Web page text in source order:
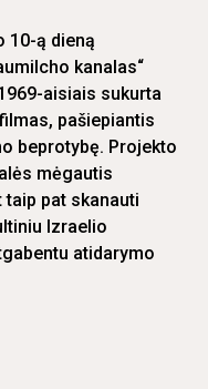
10-ą dieną
kanalas“
aisiais sukurta
pašiepiantis
beprotybę. Projekto
mėgautis
taip pat skanauti
Izraelio
atidarymo